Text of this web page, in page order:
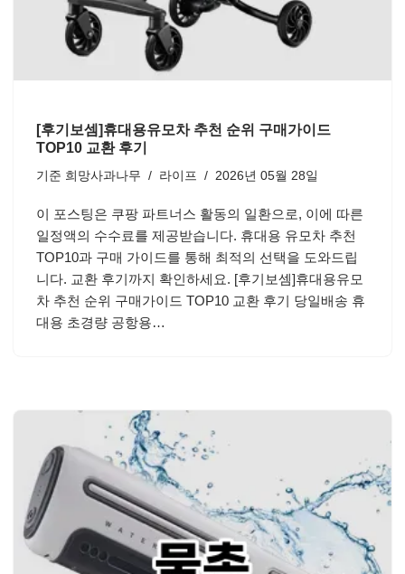
[후기보셈]휴대용유모차 추천 순위 구매가이드
TOP10 교환 후기
기준 희망사과나무 라이프 2026년 05월 28일
이 포스팅은 쿠팡 파트너스 활동의 일환으로, 이에 따른
일정액의 수수료를 제공받습니다. 휴대용 유모차 추천
TOP10과 구매 가이드를 통해 최적의 선택을 도와드립
니다. 교환 후기까지 확인하세요. [후기보셈]휴대용유모
차 추천 순위 구매가이드 TOP10 교환 후기 당일배송 휴
대용 초경량 공항용…